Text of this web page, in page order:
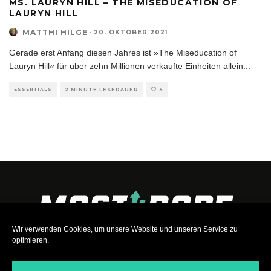
Wir verwenden Cookies, um unsere Website und unseren Service zu
optimieren.
MS. LAURYN HILL – THE MISEDUCATION OF
LAURYN HILL
MATTHI HILGE · 20. OKTOBER 2021
Gerade erst Anfang diesen Jahres ist »The Miseducation of
Lauryn Hill« für über zehn Millionen verkaufte Einheiten allein
ESSENTIALS 2 MINUTE LESEDAUER 5